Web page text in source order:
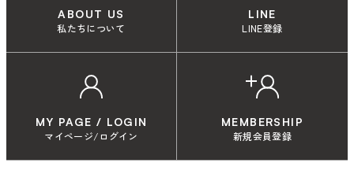
ABOUT US
私たちについて
LINE
LINE登録
MY PAGE / LOGIN
マイページ/ログイン
MEMBERSHIP
新規会員登録